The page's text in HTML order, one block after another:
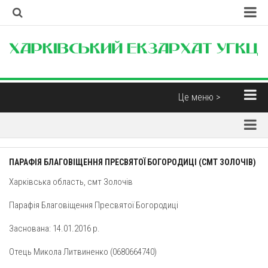
Про екзархат
Це меню >
Парохії
Парохії Харківської області
Парафія св. Миколая Чудотворця (м. Харків)
Свято-Дмитрівська парафія (м. Харків)
Пресвятої Трійці (м. Харків)
Свято-Покровський монастир отців Василіян (смт.
Покотилівка)
Корисні матеріали
Бібліотека
Християнські фільми
Духовна музика
ПАРАФІЯ БЛАГОВІЩЕННЯ ПРЕСВЯТОЇ БОГОРОДИЦІ (СМТ ЗОЛОЧІВ)
Харківська область, смт Золочів
Парафія Благовіщення Пресвятої Богородиці
Заснована: 14.01.2016 р.
Отець Микола Литвиненко (0680664740)